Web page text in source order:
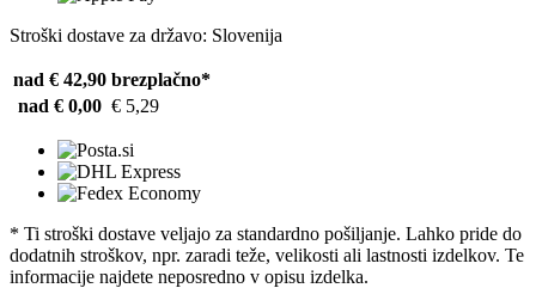
Stroški dostave za državo: Slovenija
nad € 42,90 brezplačno*
nad € 0,00 € 5,29
* Ti stroški dostave veljajo za standardno pošiljanje. Lahko pride do
dodatnih stroškov, npr. zaradi teže, velikosti ali lastnosti izdelkov. Te
informacije najdete neposredno v opisu izdelka.